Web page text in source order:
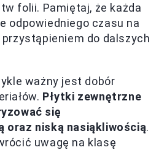
folii. Pamiętaj, że każda
odpowiedniego czasu na
do dalszych
ważny jest dobór
Płytki zewnętrzne
się
oraz niską nasiąkliwością.
uwagę na klasę